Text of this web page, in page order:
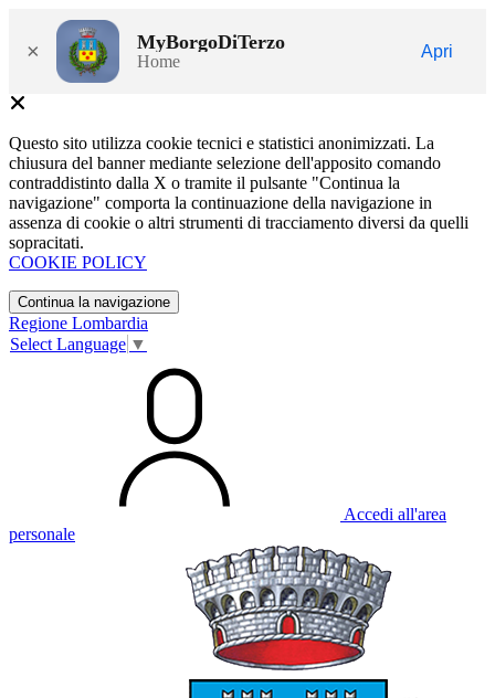
× MyBorgoDiTerzo
Home
Apri
Questo sito utilizza cookie tecnici e statistici anonimizzati. La
chiusura del banner mediante selezione dell'apposito comando
contraddistinto dalla X o tramite il pulsante "Continua la
navigazione" comporta la continuazione della navigazione in
assenza di cookie o altri strumenti di tracciamento diversi da quelli
sopracitati.
COOKIE POLICY
Continua la navigazione
Regione Lombardia
Select Language ▼
Accedi all'area
personale